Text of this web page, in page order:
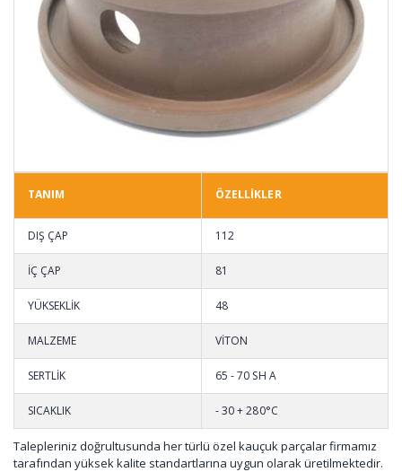
TANIM ÖZELLİKLER
DIŞ ÇAP 112
İÇ ÇAP 81
YÜKSEKLİK 48
MALZEME VİTON
SERTLİK 65 - 70 SH A
SICAKLIK - 30 + 280°C
Talepleriniz doğrultusunda her türlü özel kauçuk parçalar firmamız
tarafından yüksek kalite standartlarına uygun olarak üretilmektedir.